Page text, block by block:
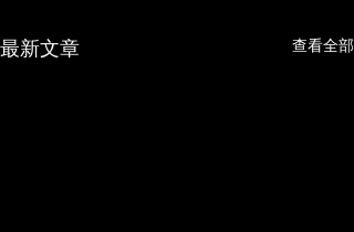
最新文章 查看全部